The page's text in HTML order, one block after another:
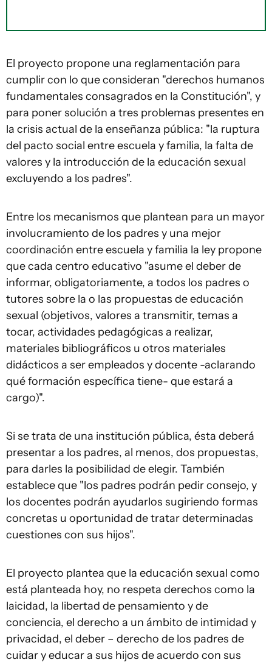
El proyecto propone una reglamentación para
cumplir con lo que consideran "derechos humanos
fundamentales consagrados en la Constitución", y
para poner solución a tres problemas presentes en
la crisis actual de la enseñanza pública: "la ruptura
del pacto social entre escuela y familia, la falta de
valores y la introducción de la educación sexual
excluyendo a los padres".
Entre los mecanismos que plantean para un mayor
involucramiento de los padres y una mejor
coordinación entre escuela y familia la ley propone
que cada centro educativo "asume el deber de
informar, obligatoriamente, a todos los padres o
tutores sobre la o las propuestas de educación
sexual (objetivos, valores a transmitir, temas a
tocar, actividades pedagógicas a realizar,
materiales bibliográficos u otros materiales
didácticos a ser empleados y docente -aclarando
qué formación específica tiene- que estará a
cargo)".
Si se trata de una institución pública, ésta deberá
presentar a los padres, al menos, dos propuestas,
para darles la posibilidad de elegir. También
establece que "los padres podrán pedir consejo, y
los docentes podrán ayudarlos sugiriendo formas
concretas u oportunidad de tratar determinadas
cuestiones con sus hijos".
El proyecto plantea que la educación sexual como
está planteada hoy, no respeta derechos como la
laicidad, la libertad de pensamiento y de
conciencia, el derecho a un ámbito de intimidad y
privacidad, el deber – derecho de los padres de
cuidar y educar a sus hijos de acuerdo con sus